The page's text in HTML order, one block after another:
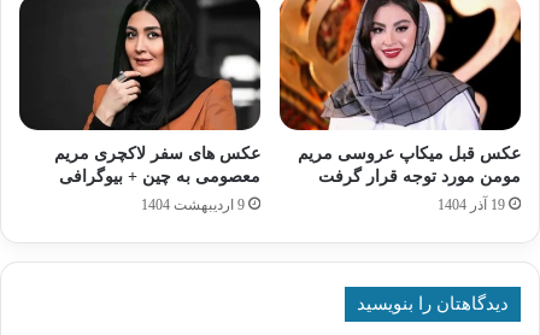
عکس قبل میکاپ عروسی مریم
مومن مورد توجه قرار گرفت
19 آذر 1404
عکس های سفر لاکچری مریم
معصومی به چین + بیوگرافی
9 اردیبهشت 1404
دیدگاهتان را بنویسید